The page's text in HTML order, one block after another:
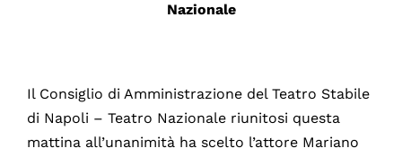
Nazionale
Il Consiglio di Amministrazione del Teatro Stabile
di Napoli – Teatro Nazionale riunitosi questa
mattina all’unanimità ha scelto l’attore Mariano